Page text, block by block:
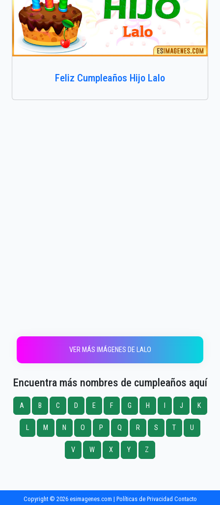
Feliz Cumpleaños Hijo Lalo
VER MÁS IMÁGENES DE LALO
Encuentra más nombres de cumpleaños aquí
A B C D E F G H J K
L M N O P Q R S T U
V W X Y Z
Copyright © 2026 esimagenes.com | Políticas de Privacidad Contacto